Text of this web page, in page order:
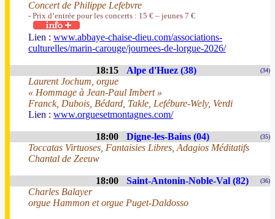
Concert de Philippe Lefebvre
- Prix d’entrée pour les concerts : 15 € – jeunes 7 €
Lien : www.abbaye-chaise-dieu.com/associations-
culturelles/marin-carouge/journees-de-lorgue-2026/
18:15 Alpe d'Huez (38) (34)
Laurent Jochum, orgue
« Hommage à Jean-Paul Imbert »
Franck, Dubois, Bédard, Takle, Lefébure-Wely, Verdi
Lien : www.orguesetmontagnes.com/
18:00 Digne-les-Bains (04) (35)
Toccatas Virtuoses, Fantaisies Libres, Adagios Méditatifs
Chantal de Zeeuw
18:00 Saint-Antonin-Noble-Val (82) (36)
Charles Balayer
orgue Hammon et orgue Puget-Daldosso